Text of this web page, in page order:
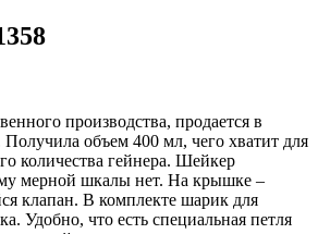
производства, продается в
Получила объем 400 мл, чего хватит для
количества гейнера. Шейкер
мерной шкалы нет. На крышке –
клапан. В комплекте шарик для
Удобно, что есть специальная петля